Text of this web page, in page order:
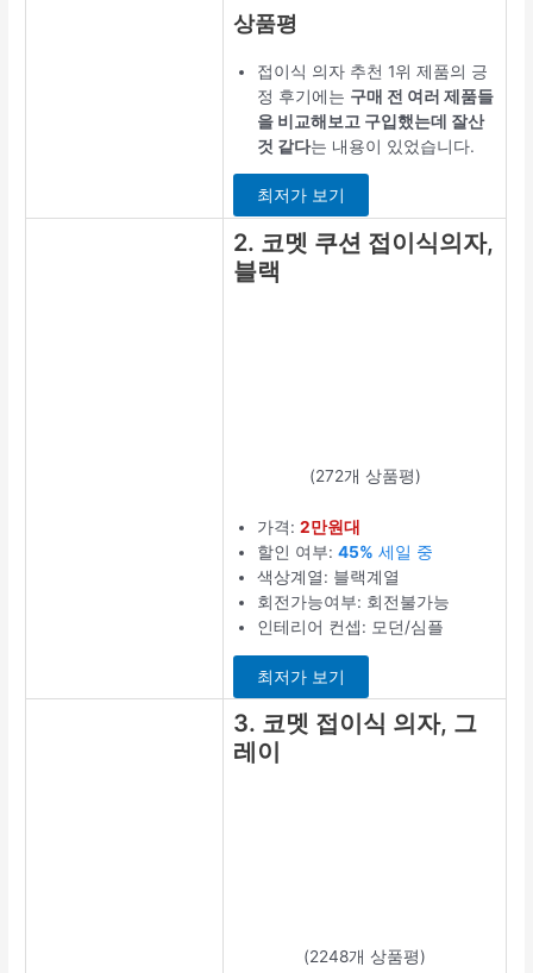
상품평
접이식 의자 추천 1위 제품의 긍
정 후기에는 구매 전 여러 제품들
을 비교해보고 구입했는데 잘산
것 같다는 내용이 있었습니다.
최저가 보기
2. 코멧 쿠션 접이식의자,
블랙
(272개 상품평)
가격:2만원대
할인 여부:45% 세일 중
색상계열: 블랙계열
회전가능여부: 회전불가능
인테리어 컨셉: 모던/심플
최저가 보기
3. 코멧 접이식 의자, 그
레이
(2248개 상품평)